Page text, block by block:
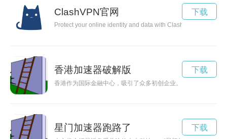
ClashVPN官网
Protect your online identity and data with ClashVPN. Learn
下载
香港加速器破解版
香港作为国际金融中心，吸引了众多初创企业。香港加速器机
下载
星门加速器跑路了 下载